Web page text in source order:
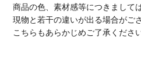
商品の色、素材感等につきましては
現物と若干の違いが出る場合がご
こちらもあらかじめご了承くださ